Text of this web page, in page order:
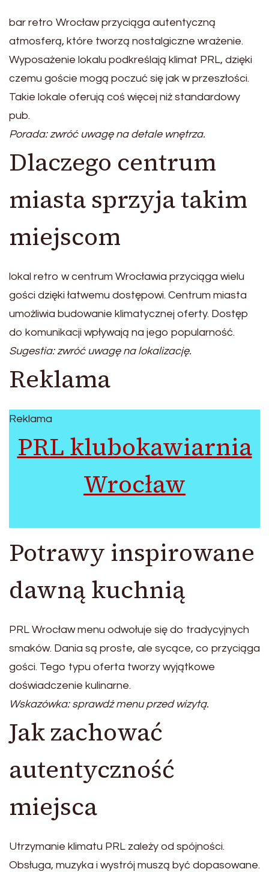
bar retro Wrocław przyciąga autentyczną
atmosferą, które tworzą nostalgiczne wrażenie.
Wyposażenie lokalu podkreślają klimat PRL, dzięki
czemu goście mogą poczuć się jak w przeszłości.
Takie lokale oferują coś więcej niż standardowy
pub.
Porada: zwróć uwagę na detale wnętrza.
Dlaczego centrum
miasta sprzyja takim
miejscom
lokal retro w centrum Wrocławia przyciąga wielu
gości dzięki łatwemu dostępowi. Centrum miasta
umożliwia budowanie klimatycznej oferty. Dostęp
do komunikacji wpływają na jego popularność.
Sugestia: zwróć uwagę na lokalizację.
Reklama
Reklama
PRL klubokawiarnia
Wrocław
Potrawy inspirowane
dawną kuchnią
PRL Wrocław menu odwołuje się do tradycyjnych
smaków. Dania są proste, ale sycące, co przyciąga
gości. Tego typu oferta tworzy wyjątkowe
doświadczenie kulinarne.
Wskazówka: sprawdź menu przed wizytą.
Jak zachować
autentyczność
miejsca
Utrzymanie klimatu PRL zależy od spójności.
Obsługa, muzyka i wystrój muszą być dopasowane.